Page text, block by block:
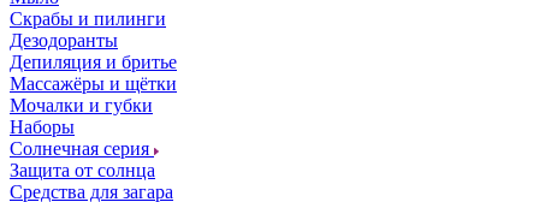
Скрабы и пилинги
Дезодоранты
Депиляция и бритье
Массажёры и щётки
Мочалки и губки
Наборы
Солнечная серия
Защита от солнца
Средства для загара